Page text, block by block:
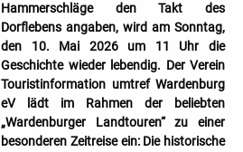
Hammerschläge den Takt des
Dorflebens angaben, wird am Sonntag,
den 10. Mai 2026 um 11 Uhr die
Geschichte wieder lebendig. Der Verein
Touristinformation umtref Wardenburg
eV lädt im Rahmen der beliebten
„Wardenburger Landtouren“ zu einer
besonderen Zeitreise ein: Die historische